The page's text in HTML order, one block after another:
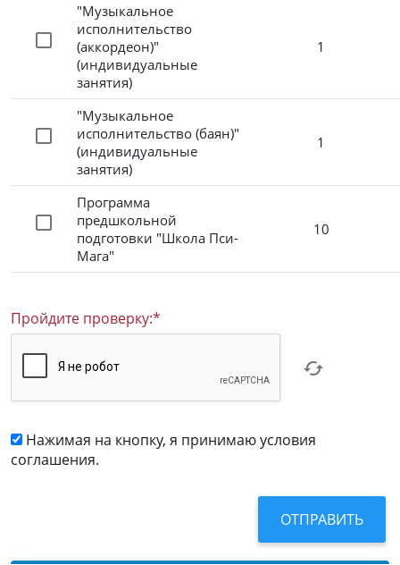
"Музыкальное
исполнительство
(аккордеон)"
(индивидуальные
занятия)
1
"Музыкальное
исполнительство (баян)"
(индивидуальные
занятия)
1
Программа
предшкольной
подготовки "Школа Пси-
Мага"
10
Пройдите проверку:*
Нажимая на кнопку, я принимаю условия
соглашения.